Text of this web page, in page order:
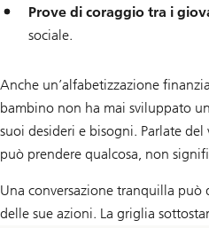
Prove di coraggio tra i
sociale.
Anche un’alfabetizzazione
bambino non ha mai sviluppato
suoi desideri e bisogni. Parlate
può prendere qualcosa, non
Una conversazione tranquilla
delle sue azioni. La griglia